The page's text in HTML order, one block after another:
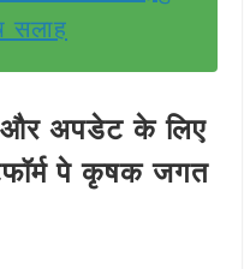
सलाह
और अपडेट के लिए
पे कृषक जगत